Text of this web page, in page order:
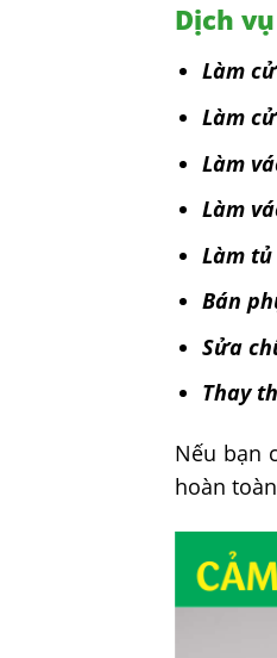
Dịch
Làm
Làm
Làm
Làm
Làm
Bán
Sửa
Thay
Nếu bạn
hoàn